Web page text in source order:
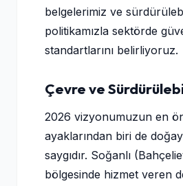
belgelerimiz ve
politikamızla sektörde
standartlarını belirliyoruz.
Çevre ve
2026 vizyonumuzun en
ayaklarından biri de
saygıdır. Soğanlı
bölgesinde hizmet veren